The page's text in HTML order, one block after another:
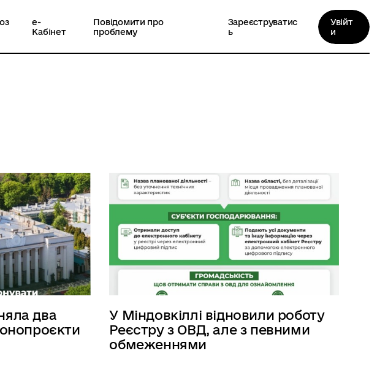
е-
Кабінет
Повідомити про
проблему
Зареєструватис
ь
Увійт
и
два
У Міндовкіллі відновили роботу
Реєстру з ОВД, але з певними
обмеженнями